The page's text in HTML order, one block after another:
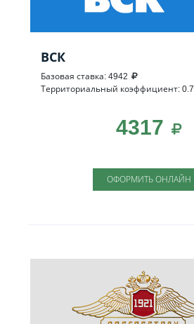
ВСК
Базовая ставка: 4942
Территориальный коэффициент: 0.7
4317
ОФОРМИТЬ ОНЛАЙН